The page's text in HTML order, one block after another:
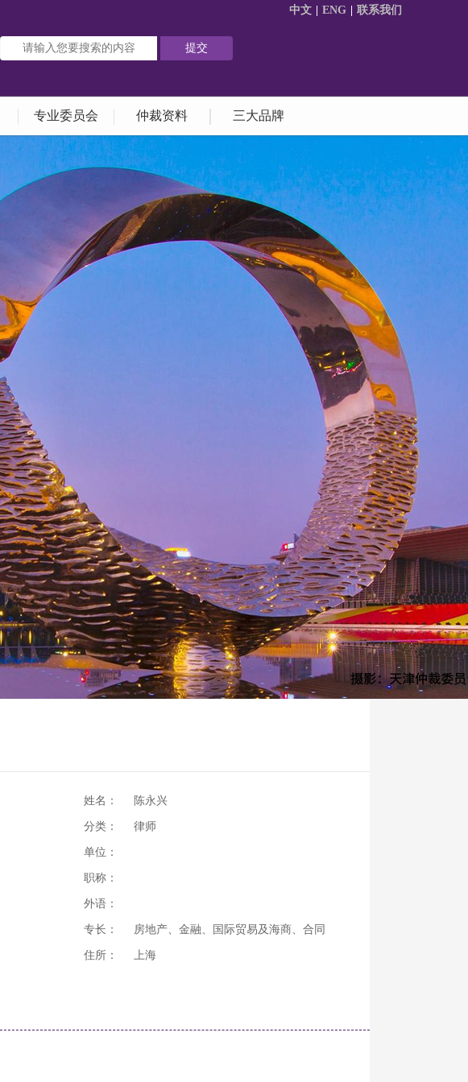
中文 ENG 联系我们
专业委员会 仲裁资料 三大品牌
姓名： 陈永兴
分类： 律师
单位：
职称：
外语：
专长： 房地产、金融、国际贸易及海商、合同
住所： 上海